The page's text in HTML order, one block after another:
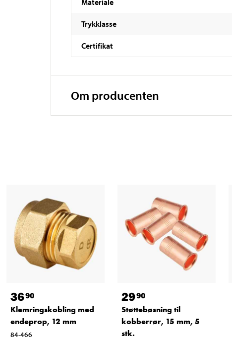
Materiale
Trykklasse
Certifikat
Om producenten
3690
Klemringskobling med
endeprop, 12 mm
84-466
2990
Støttebøsning til
kobberrør, 15 mm, 5
stk.